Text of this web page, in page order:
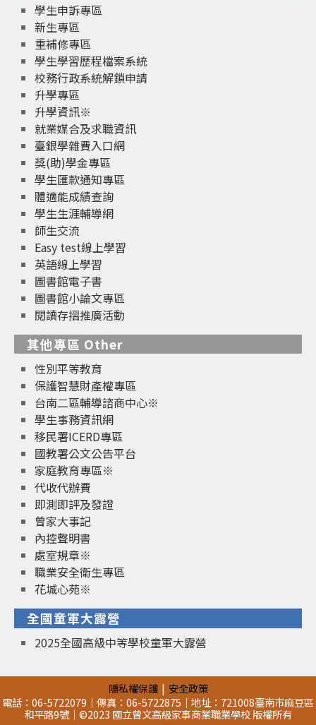
學生申訴專區
新生專區
重補修專區
學生學習歷程檔案系統
校務行政系統解鎖申請
升學專區
升學資訊※
就業媒合及求職資訊
臺銀學雜費入口網
獎(助)學金專區
學生匯款通知專區
體適能成績查詢
學生生涯輔導網
師生交流
Easy test線上學習
英語線上學習
圖書館電子書
圖書館小論文專區
閱讀存摺推廣活動
其他專區 Other
性別平等教育
保護智慧財產權專區
台南二區輔導諮商中心※
學生事務資訊網
移民署ICERD專區
國教署公文公告平台
家庭教育專區※
代收代辦費
即測即評及發證
曾家大事記
內控聲明書
處室規章※
職業安全衛生專區
花城心苑※
全國童軍大露營
2025全國高級中等學校童軍大露營
隱私權保護
安全政策
電話：06-5722079｜傳真：06-5722875｜地址：721008臺南市麻豆區
和平路9號｜©2023 國立曾文高級家事商業職業學校 版權所有